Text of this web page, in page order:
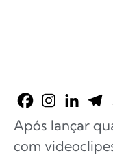
Após lançar
com